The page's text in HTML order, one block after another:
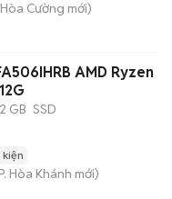
Hòa Cường mới)
AMD Ryzen
GB SSD
kiện
P. Hòa Khánh mới)